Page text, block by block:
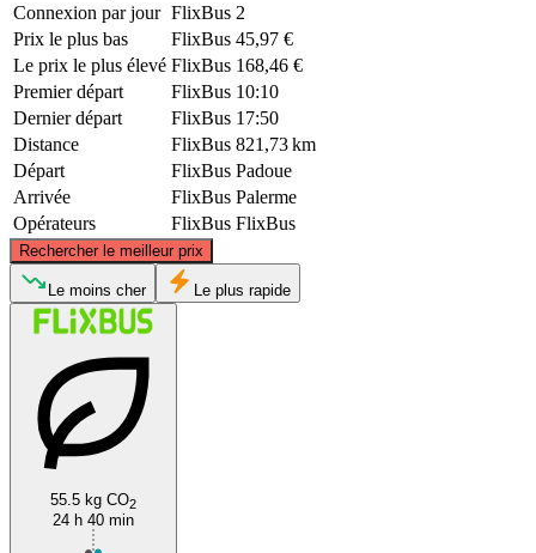
Connexion par jour FlixBus 2
Prix ​​le plus bas
FlixBus 45,97 €
Le prix le plus élevé FlixBus 168,46 €
Premier départ
FlixBus 10:10
Dernier départ
FlixBus 17:50
Distance
FlixBus 821,73 km
Départ
FlixBus Padoue
Arrivée
FlixBus Palerme
Opérateurs
FlixBus FlixBus
Rechercher le meilleur prix
©CARTO
Le moins cher Le plus rapide
55.5 kg CO2
24 h 40 min